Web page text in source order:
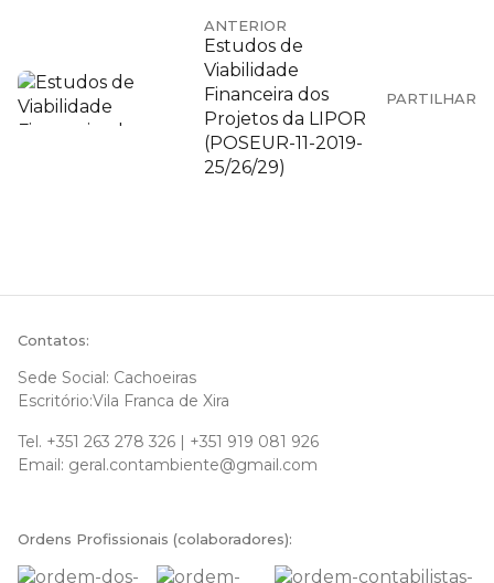
ANTERIOR
Estudos de
Viabilidade
Financeira dos
Projetos da LIPOR
(POSEUR-11-2019-
25/26/29)
PARTILHAR
Contatos:
Sede Social: Cachoeiras
Escritório:Vila Franca de Xira
Tel. +351 263 278 326 | +351 919 081 926
Email: geral.contambiente@gmail.com
Ordens Profissionais (colaboradores):